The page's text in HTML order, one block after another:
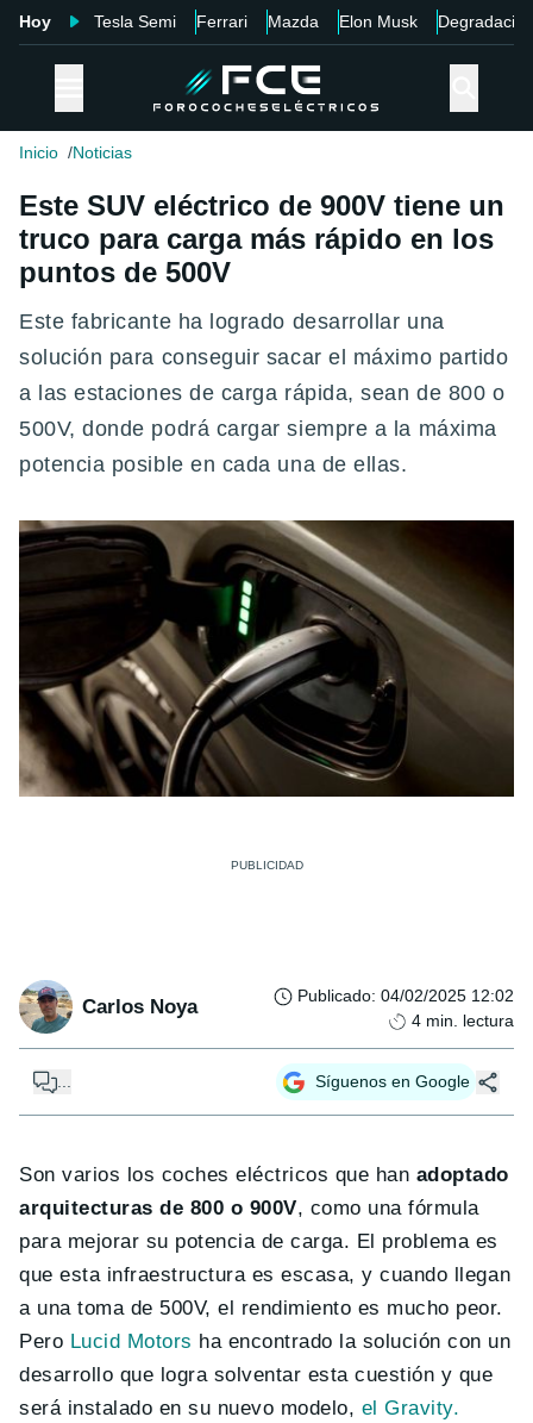
Hoy Tesla Semi Ferrari Mazda Elon Musk Degradación
Inicio Noticias
Este SUV eléctrico de 900V tiene un
truco para carga más rápido en los
puntos de 500V
Este fabricante ha logrado desarrollar una
solución para conseguir sacar el máximo partido
a las estaciones de carga rápida, sean de 800 o
500V, donde podrá cargar siempre a la máxima
potencia posible en cada una de ellas.
Carlos Noya Publicado: 04/02/2025 12:02
4 min. lectura
... Síguenos en Google
Son varios los coches eléctricos que han adoptado
arquitecturas de 800 o 900V, como una fórmula
para mejorar su potencia de carga. El problema es
que esta infraestructura es escasa, y cuando llegan
a una toma de 500V, el rendimiento es mucho peor.
Pero Lucid Motors ha encontrado la solución con un
desarrollo que logra solventar esta cuestión y que
será instalado en su nuevo modelo, el Gravity.